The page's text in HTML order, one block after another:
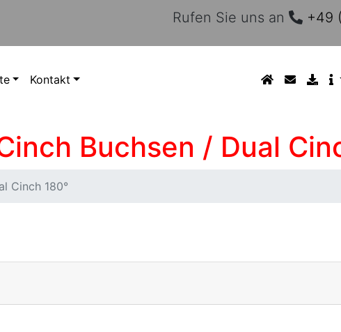
Rufen Sie uns an +49
Kontakt
Buchsen / Dual
Cinch 180°